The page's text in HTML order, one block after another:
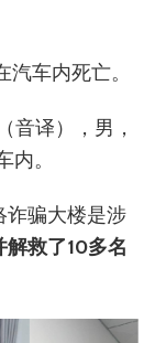
车内死亡。
音译），男，
。
诈骗大楼是涉
救了10多名